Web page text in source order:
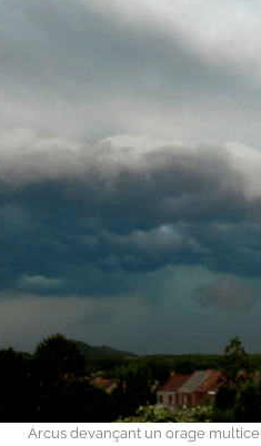
Arcus devançant un orage